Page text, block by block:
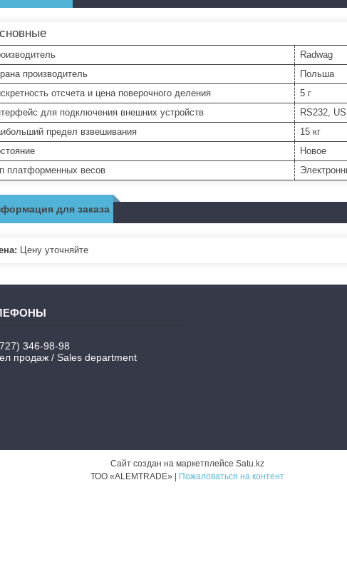
Radwag
производитель
Польша
отсчета и цена поверочного деления
5 г
для подключения внешних устройств
RS232,
предел взвешивания
15 кг
Новое
платформенных весов
для заказа
Цену уточняйте
346-98-98
продаж / Sales department
Сайт создан на маркетплейсе Satu.kz
ТОО «ALEMTRADE» | Пожаловаться на контент